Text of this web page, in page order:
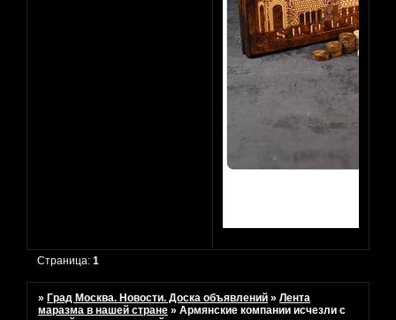
Страница:1
»Град Москва. Новости. Доска объявлений »Лента
маразма в нашей стране »Армянские компании исчезли с